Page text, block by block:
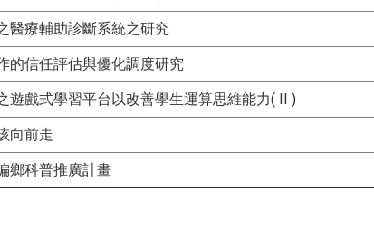
醫療輔助診斷系統之研究
的信任評估與優化調度研究
遊戲式學習平台以改善學生運算思維能力( II )
向前走
鄉科普推廣計畫